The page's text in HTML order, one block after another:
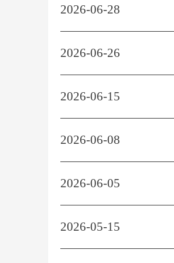
2026-06-28
2026-06-26
2026-06-15
2026-06-08
2026-06-05
2026-05-15